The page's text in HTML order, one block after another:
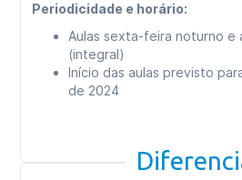
Periodicidade e horário:
Aulas sexta-feira noturno e
(integral)
Início das aulas previsto
de 2024